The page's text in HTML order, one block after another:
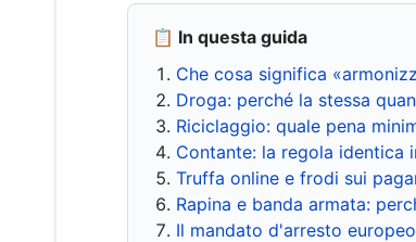
📋 In questa guida
Che cosa significa
Droga: perché la stessa
Riciclaggio: quale pena
Contante: la regola identica
Truffa online e frodi sui
Rapina e banda armata:
Il mandato d'arresto europeo